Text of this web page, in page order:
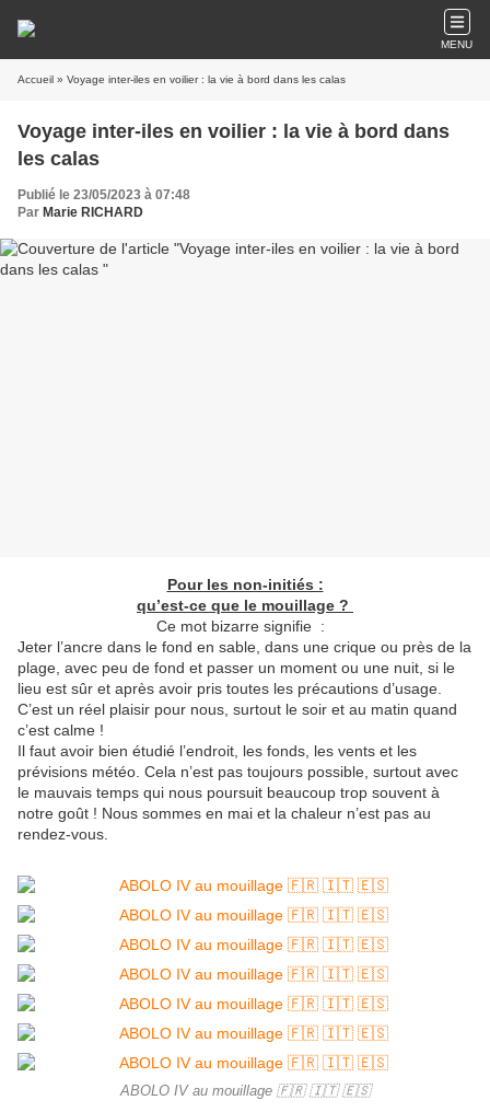
MENU
Accueil » Voyage inter-iles en voilier : la vie à bord dans les calas
Voyage inter-iles en voilier : la vie à bord dans
les calas
Publié le 23/05/2023 à 07:48
Par Marie RICHARD
Pour les non-initiés :
qu’est-ce que le mouillage ?
Ce mot bizarre signifie :
Jeter l’ancre dans le fond en sable, dans une crique ou près de la
plage, avec peu de fond et passer un moment ou une nuit, si le
lieu est sûr et après avoir pris toutes les précautions d’usage.
C’est un réel plaisir pour nous, surtout le soir et au matin quand
c’est calme !
Il faut avoir bien étudié l’endroit, les fonds, les vents et les
prévisions météo. Cela n’est pas toujours possible, surtout avec
le mauvais temps qui nous poursuit beaucoup trop souvent à
notre goût ! Nous sommes en mai et la chaleur n’est pas au
rendez-vous.
ABOLO IV au mouillage 🇫🇷 🇮🇹 🇪🇸